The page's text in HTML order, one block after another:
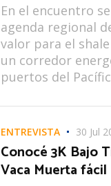
En el encuentro
agenda regional
valor para el
un corredor
puertos del
ENTREVISTA 30 Jul
Conocé 3K Bajo
Vaca Muerta fácil